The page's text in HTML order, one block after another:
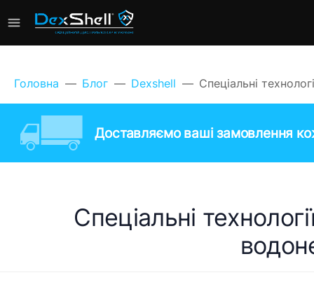
Головна Блог Dexshell Спеціальні
Доставляємо ваші замовлення
Спеціальні